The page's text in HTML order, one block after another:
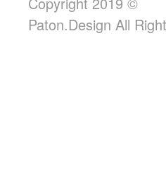
Paton.Design All